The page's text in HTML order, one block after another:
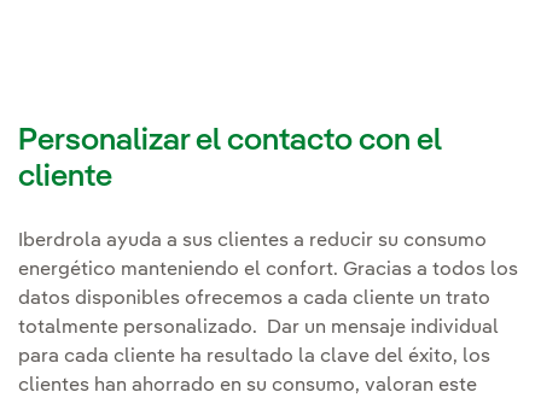
Personalizar el contacto con el
cliente
Iberdrola ayuda a sus clientes a reducir su consumo
energético manteniendo el confort. Gracias a todos los
datos disponibles ofrecemos a cada cliente un trato
totalmente personalizado. Dar un mensaje individual
para cada cliente ha resultado la clave del éxito, los
clientes han ahorrado en su consumo, valoran este